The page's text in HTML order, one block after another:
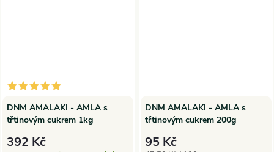
DNM AMALAKI - AMLA s
třtinovým cukrem 1kg
392 Kč
DNM AMALAKI - AMLA s
třtinovým cukrem 200g
95 Kč